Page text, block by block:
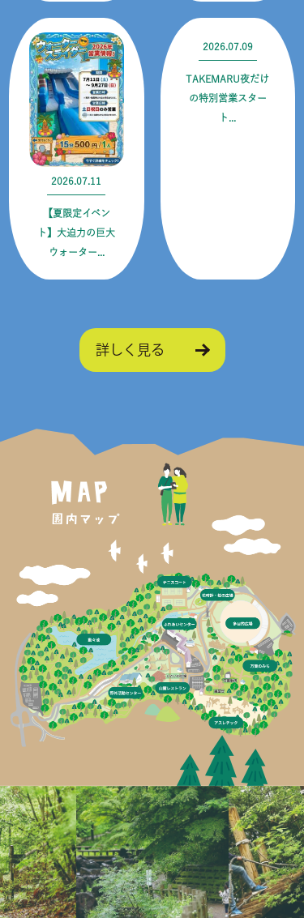
2026.07.11
【夏限定イベン
ト】大迫力の巨大
ウォーター...
2026.07.09
TAKEMARU夜だけ
の特別営業スター
ト...
詳しく見る